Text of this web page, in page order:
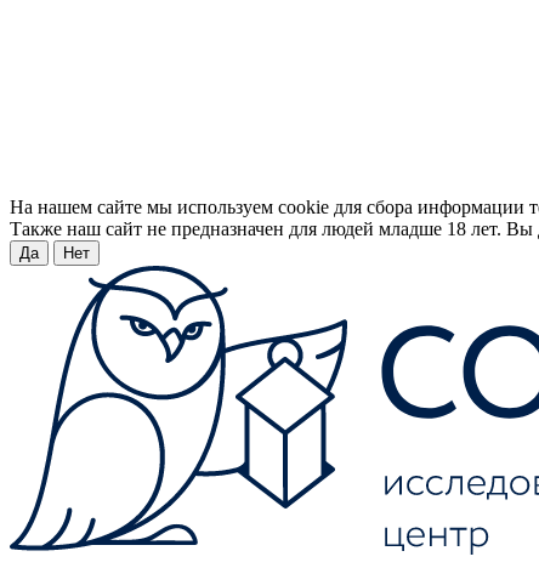
На нашем сайте мы используем cookie для сбора информации
Также наш сайт не предназначен для людей младше 18 лет. Вы
Да Нет